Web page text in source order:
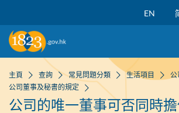
EN
主頁 查詢 常見問題分類 生活項目
公
公司董事及秘書的規定
公司的唯一董事可否同時